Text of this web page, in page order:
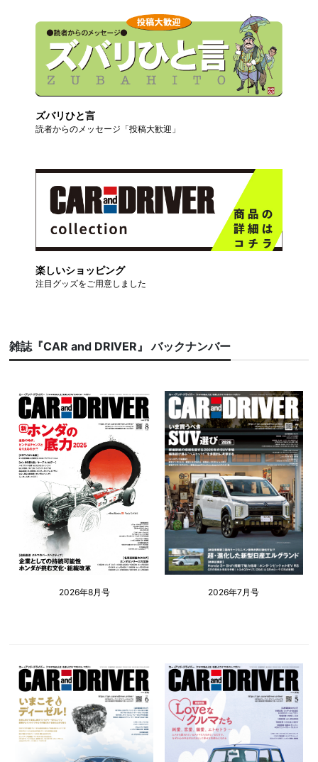
ズバリひと言
読者からのメッセージ「投稿大歓迎」
楽しいショッピング
注目グッズをご用意しました
雑誌『CAR and DRIVER』 バックナンバー
2026年8月号 2026年7月号